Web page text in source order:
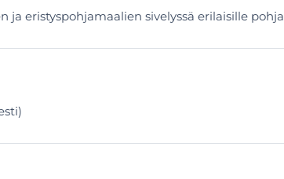
eristyspohjamaalien sivelyssä erilaisille